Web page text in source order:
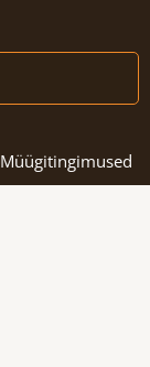
Müügitingimused